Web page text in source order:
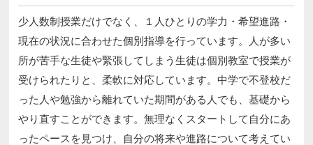
少人数制授業だけでなく、１人ひとりの学力・希望進路・
現在の状況に合わせた個別指導を行っています。人が多い
所が苦手な生徒や緊張してしまう生徒は個別教室で授業が
受けられたりと、柔軟に対応しています。中学で不登校だ
った人や勉強から離れていた期間がある人でも、基礎から
やり直すことができます。無理なくスタートして自分にあ
ったペースを見つけ、自分の将来や進路について考えてい